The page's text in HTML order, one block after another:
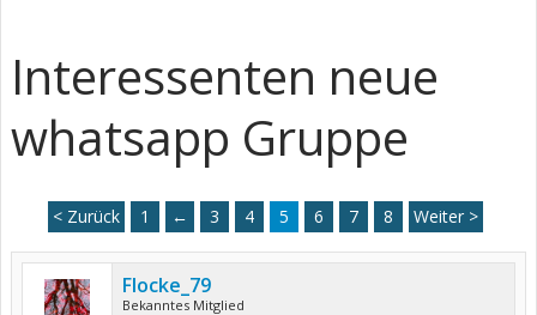
Interessenten neue
whatsapp Gruppe
< Zurück 1 ← 3 4 5 6 7 8 Weiter >
Flocke_79
Bekanntes Mitglied